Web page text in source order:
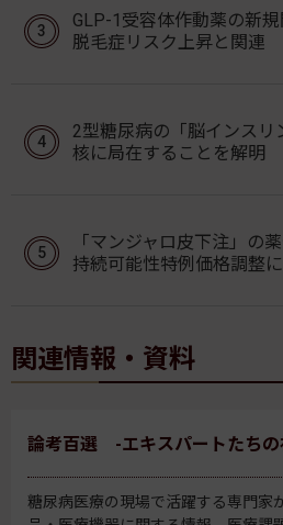
GLP-1受容体作動薬の新
脱毛症リスク上昇と関連
2型糖尿病の「脳インス
核に局在することを解明
「マンジャロ皮下注」の
持続可能性特例価格調整
関連情報・資料
論考百選 -エキスパートたちの
糖尿病医療の現場で活躍する専門家